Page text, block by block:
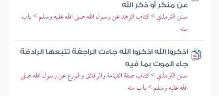
عن منكر أو ذكر الله
سنن الترمذي > كتاب الزهد عن رسول الله صلى الله عليه وسلم > باب
منه
اذكروا الله اذكروا الله جاءت الراجفة تتبعها الرادفة
جاء الموت بما فيه
سنن الترمذي > كتاب صفة القيامة والرقائق والورع عن رسول الله صلى
الله عليه وسلم > باب منه